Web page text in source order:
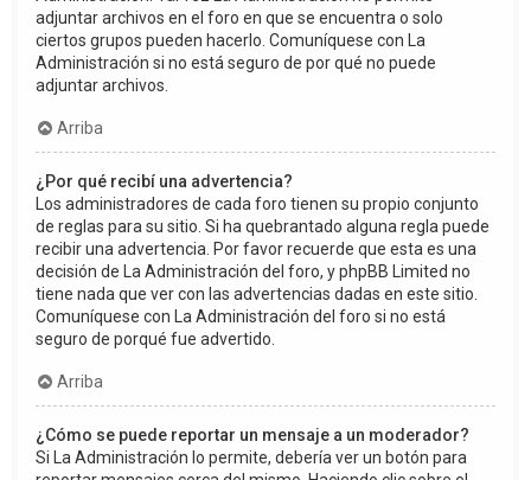
adjuntar archivos en el foro en que se encuentra o solo
ciertos grupos pueden hacerlo. Comuníquese con La
Administración si no está seguro de por qué no puede
adjuntar archivos.
Arriba
¿Por qué recibí una advertencia?
Los administradores de cada foro tienen su propio conjunto
de reglas para su sitio. Si ha quebrantado alguna regla puede
recibir una advertencia. Por favor recuerde que esta es una
decisión de La Administración del foro, y phpBB Limited no
tiene nada que ver con las advertencias dadas en este sitio.
Comuníquese con La Administración del foro si no está
seguro de porqué fue advertido.
Arriba
¿Cómo se puede reportar un mensaje a un moderador?
Si La Administración lo permite, debería ver un botón para